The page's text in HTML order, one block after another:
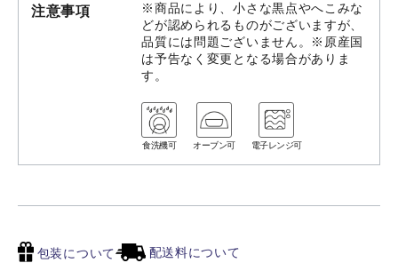
注意事項
※商品により、小さな黒点やへこみな
どが認められるものがございますが、
品質には問題ございません。※原産国
は予告なく変更となる場合がありま
す。
食洗機可 オーブン可 電子レンジ可
包装について 配送料について